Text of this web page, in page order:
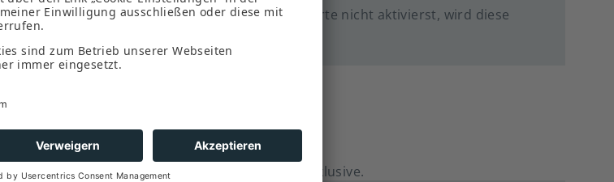
nach erfolgreicher Identifizierung deine SIM-Karte nicht aktivierst, wird diese
aktiviert.
verwalten
aufzuladen. Volle Kostenkontrolle ist immer inklusive.